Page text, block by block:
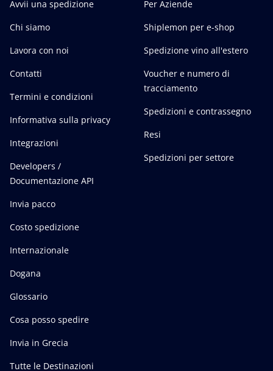
Avvii una spedizione
Chi siamo
Lavora con noi
Contatti
Termini e condizioni
Informativa sulla privacy
Integrazioni
Developers /
Documentazione API
Invia pacco
Costo spedizione
Internazionale
Dogana
Glossario
Cosa posso spedire
Invia in Grecia
Tutte le Destinazioni
Per Aziende
Shiplemon per e-shop
Spedizione vino all'estero
Voucher e numero di
tracciamento
Spedizioni e contrassegno
Resi
Spedizioni per settore